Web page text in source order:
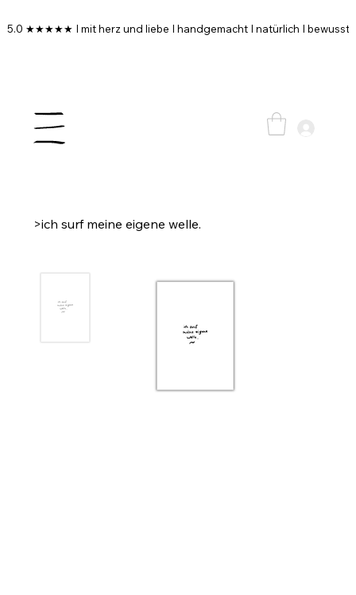
5.0 ★★★★★ I mit herz und liebe I handgemacht I natürlich I bewusst
>ich surf meine eigene welle.